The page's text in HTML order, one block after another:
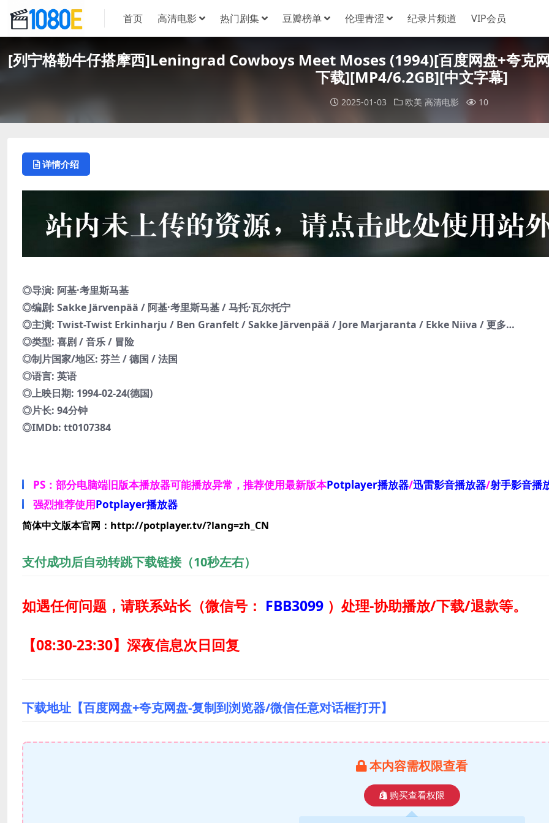
首页 高清电影 热门剧集 豆瓣榜单 伦理青涩 纪录片频道 VIP会员
[列宁格勒牛仔搭摩西]Leningrad Cowboys Meet Moses (1994)[百度网盘+夸克
下载][MP4/6.2GB][中文字幕]
2025-01-03 欧美 高清电影 10
详情介绍
◎导演: 阿基·考里斯马基
◎编剧: Sakke Järvenpää / 阿基·考里斯马基 / 马托·瓦尔托宁
◎主演: Twist-Twist Erkinharju / Ben Granfelt / Sakke Järvenpää / Jore Marjaranta / Ekke Niiva / 更多…
◎类型: 喜剧 / 音乐 / 冒险
◎制片国家/地区: 芬兰 / 德国 / 法国
◎语言: 英语
◎上映日期: 1994-02-24(德国)
◎片长: 94分钟
◎IMDb: tt0107384
PS：部分电脑端旧版本播放器可能播放异常，推荐使用最新版本Potplayer播放器/迅雷影音播放器/射手影音播
强烈推荐使用Potplayer播放器
简体中文版本官网：http://potplayer.tv/?lang=zh_CN
支付成功后自动转跳下载链接（10秒左右）
如遇任何问题，请联系站长（微信号： FBB3099 ） 处理-协助播放/下载/退款等。
【08:30-23:30】深夜信息次日回复
下载地址【百度网盘+夸克网盘-复制到浏览器/微信任意对话框打开】
本内容需权限查看
购买查看权限